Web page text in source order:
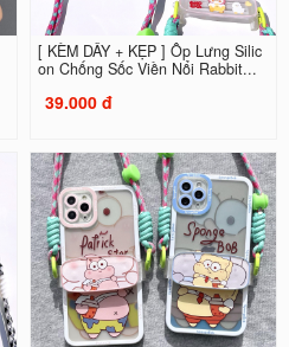
[ KÈM DÂY + KẸP ] Ốp Lưng Silic
on Chống Sốc Viền Nổi Rabbit...
39.000 đ